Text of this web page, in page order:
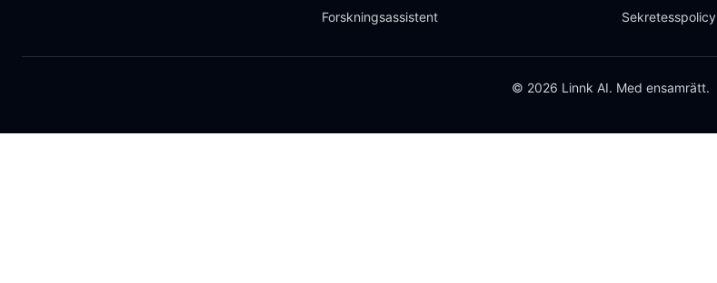
Forskningsassistent
Sekretesspolicy
© 2026 Linnk AI. Med ensamrätt.